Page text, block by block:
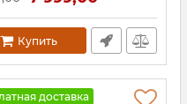
Купить
доставка